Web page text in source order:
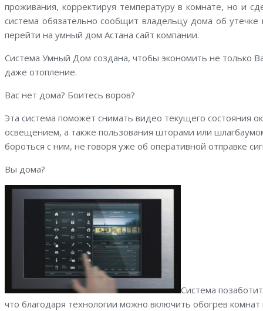
проживания, корректируя температуру в комнате, но и
система обязательно сообщит владельцу дома об
перейти на умный дом Астана сайт компании.
Система Умный Дом создана, чтобы экономить не только
даже отопление.
Вас нет дома? Боитесь воров?
Эта система поможет снимать видео текущего
освещением, а также пользования шторами или
бороться с ним, не говоря уже об оперативной отправке
Вы дома?
Система
что благодаря технологии можно включить обогрев